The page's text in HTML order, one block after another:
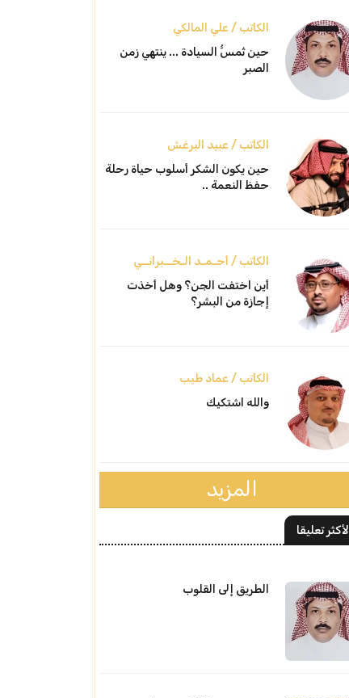
الكاتب / علي المالكي
حين تُمسُّ السيادة ... ينتهي زمن
الصبر
الكاتب / عبيد البرغش
حين يكون الشكر أسلوب حياة رحلة
حفظ النعمة ..
الكاتب / أحـمـد الـخــبرانــي
أين اختفت الجن؟ وهل أخذت
إجازة من البشر؟
الكاتب / عماد طيب
والله اشتكيك
المزيد
الأكثر تعليقا
الطريق إلى القلوب